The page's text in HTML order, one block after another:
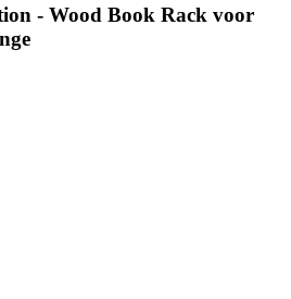
- Wood Book Rack voor